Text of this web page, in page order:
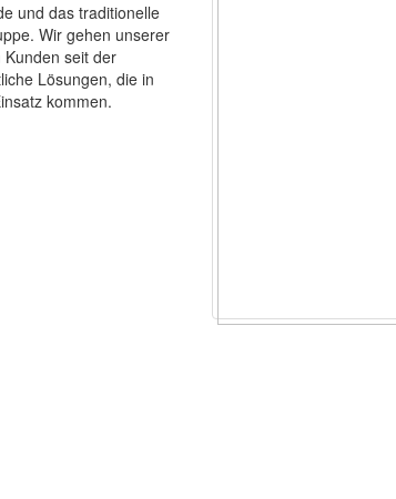
und das traditionelle
Wir gehen unserer
seit der
Lösungen, die in
kommen.